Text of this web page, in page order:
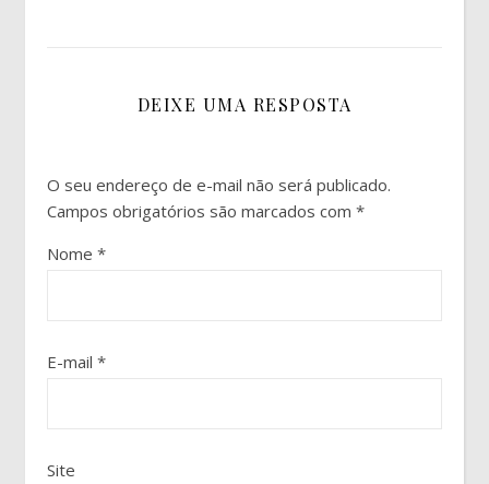
DEIXE UMA RESPOSTA
O seu endereço de e-mail não será publicado.
Campos obrigatórios são marcados com *
Nome *
E-mail *
Site